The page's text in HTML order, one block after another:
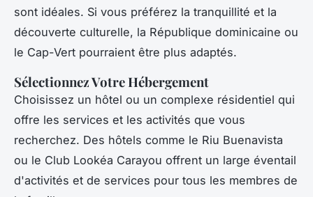
sont idéales. Si vous préférez la tranquillité et la
découverte culturelle, la République dominicaine ou
le Cap-Vert pourraient être plus adaptés.
Sélectionnez Votre Hébergement
Choisissez un hôtel ou un complexe résidentiel qui
offre les services et les activités que vous
recherchez. Des hôtels comme le Riu Buenavista
ou le Club Lookéa Carayou offrent un large éventail
d'activités et de services pour tous les membres de